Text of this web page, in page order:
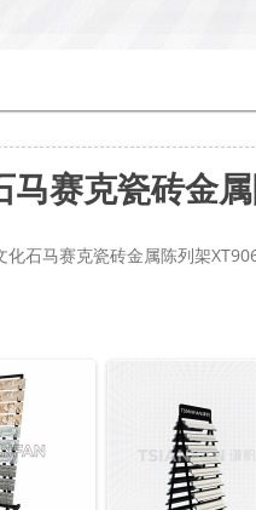
马赛克瓷砖金
化石马赛克瓷砖金属陈列架